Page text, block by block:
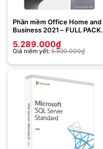
Phần mềm Office Home and
Business 2021 – FULL PACK
và Macbook (T5D-03510 –
Office Home and Business
2021 English APAC EM
5.289.000₫
Giá niêm yết: 5.590.000₫